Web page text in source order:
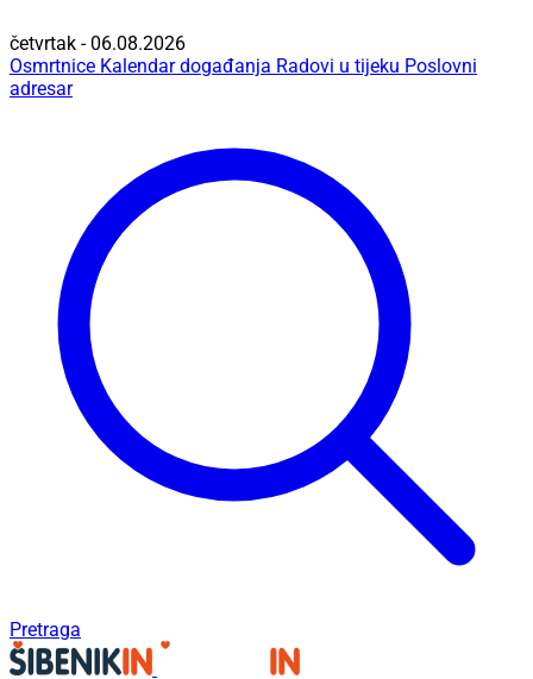
četvrtak - 06.08.2026
Osmrtnice Kalendar događanja Radovi u tijeku Poslovni
adresar
Pretraga